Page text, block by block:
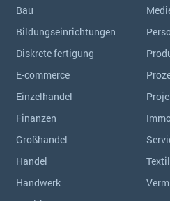
Bau
Bildungseinrichtungen
Diskrete fertigung
E-commerce
Einzelhandel
Finanzen
Großhandel
Handel
Handwerk